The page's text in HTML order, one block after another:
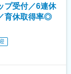
なので、入社時の不
できるようしっか
ん、先輩ともいい
とつ。困った時は
長できます！
ンプライアンス研
キルアップ・レベ
す。
プ受付／6連休
育休取得率◎